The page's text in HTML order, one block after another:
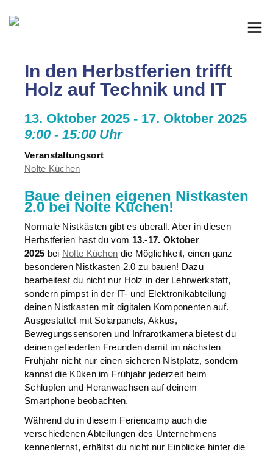
In den Herbstferien trifft
Holz auf Technik und IT
13. Oktober 2025 - 17. Oktober 2025
9:00 - 15:00 Uhr
Veranstaltungsort
Nolte Küchen
Baue deinen eigenen Nistkasten
2.0 bei Nolte Küchen!
Normale Nistkästen gibt es überall. Aber in diesen
Herbstferien hast du vom 13.-17. Oktober
2025 bei Nolte Küchen die Möglichkeit, einen ganz
besonderen Nistkasten 2.0 zu bauen! Dazu
bearbeitest du nicht nur Holz in der Lehrwerkstatt,
sondern pimpst in der IT- und Elektronikabteilung
deinen Nistkasten mit digitalen Komponenten auf.
Ausgestattet mit Solarpanels, Akkus,
Bewegungssensoren und Infrarotkamera bietest du
deinen gefiederten Freunden damit im nächsten
Frühjahr nicht nur einen sicheren Nistplatz, sondern
kannst die Küken im Frühjahr jederzeit beim
Schlüpfen und Heranwachsen auf deinem
Smartphone beobachten.
Während du in diesem Feriencamp auch die
verschiedenen Abteilungen des Unternehmens
kennenlernst, erhältst du nicht nur Einblicke hinter die